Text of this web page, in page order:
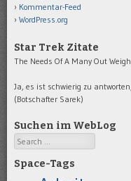
Kommentar-Feed
WordPress.org
Star Trek Zitate
The Needs Of A Many Out
Ja, es ist schwierig zu
(Botschafter Sarek)
Suchen im WebLog
Search
Space-Tags